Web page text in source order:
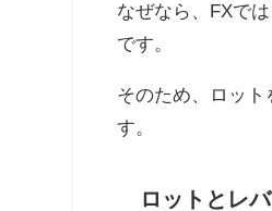
なぜなら、FXで
です。
そのため、ロット
す。
ロットとレ